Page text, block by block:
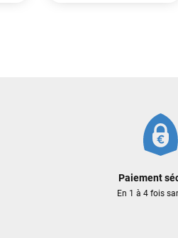
Paiement
En 1 à 4 fois